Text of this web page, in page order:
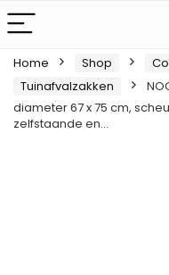
Home Shop
Tuinafvalzakken
diameter 67 x 75 cm,
zelfstaande en…